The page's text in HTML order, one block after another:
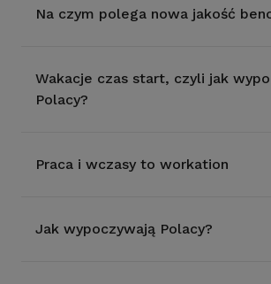
Na czym polega nowa jakość
Wakacje czas start, czyli jak
Polacy?
Praca i wczasy to workation
Jak wypoczywają Polacy?